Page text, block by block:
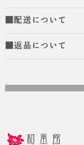
■配送について
■返品について